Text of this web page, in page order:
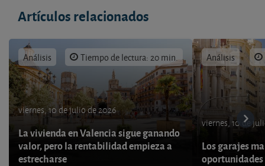
Artículos relacionados
Análisis Tiempo de lectura: 20 min.
viernes, 10 de julio de 2026
La vivienda en Valencia sigue ganando
valor, pero la rentabilidad empieza a
estrecharse
Análisis
viernes, 10 de
Los garajes
oportunidades